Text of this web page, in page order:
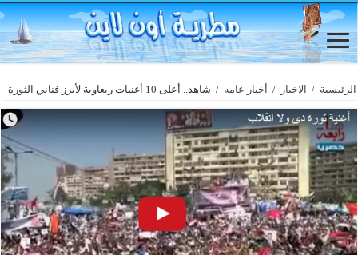
الرئيسية / الاخبار / أخبار عامه / شاهد.. أعلى 10 أغنيات ربعاوية لأبرز فناني الثورة